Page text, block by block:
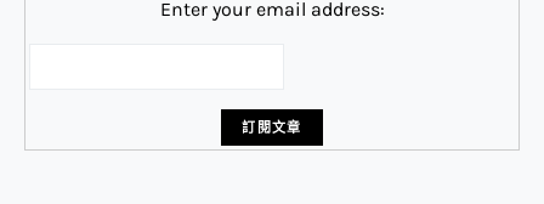
Enter your email address: